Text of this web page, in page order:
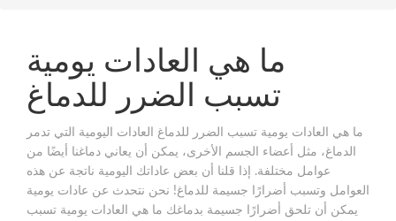
ما هي العادات يومية
تسبب الضرر للدماغ
ما هي العادات يومية تسبب الضرر للدماغ العادات اليومية التي تدمر
الدماغ، مثل أعضاء الجسم الأخرى، يمكن أن يعاني دماغنا أيضًا من
عوامل مختلفة. إذا قلنا أن بعض عاداتك اليومية ناتجة عن هذه
العوامل وتسبب أضرارًا جسيمة للدماغ! نحن نتحدث عن عادات يومية
يمكن أن تلحق أضرارًا جسيمة بدماغك ما هي العادات يومية تسبب